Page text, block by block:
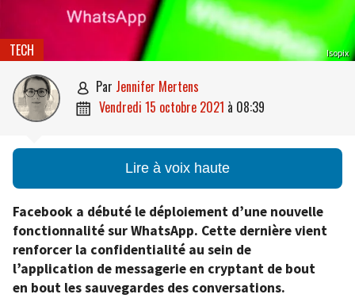
Isopix
TECH
 par Jennifer Mertens
 vendredi 15 octobre 2021 à 08:39
Lire à voix haute
Facebook a débuté le déploiement d’une nouvelle
fonctionnalité sur WhatsApp. Cette dernière vient
renforcer la confidentialité au sein de
l’application de messagerie en cryptant de bout
en bout les sauvegardes des conversations.